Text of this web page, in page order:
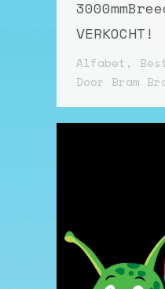
VERKOCHT!
Alfabet ,
Door Bram